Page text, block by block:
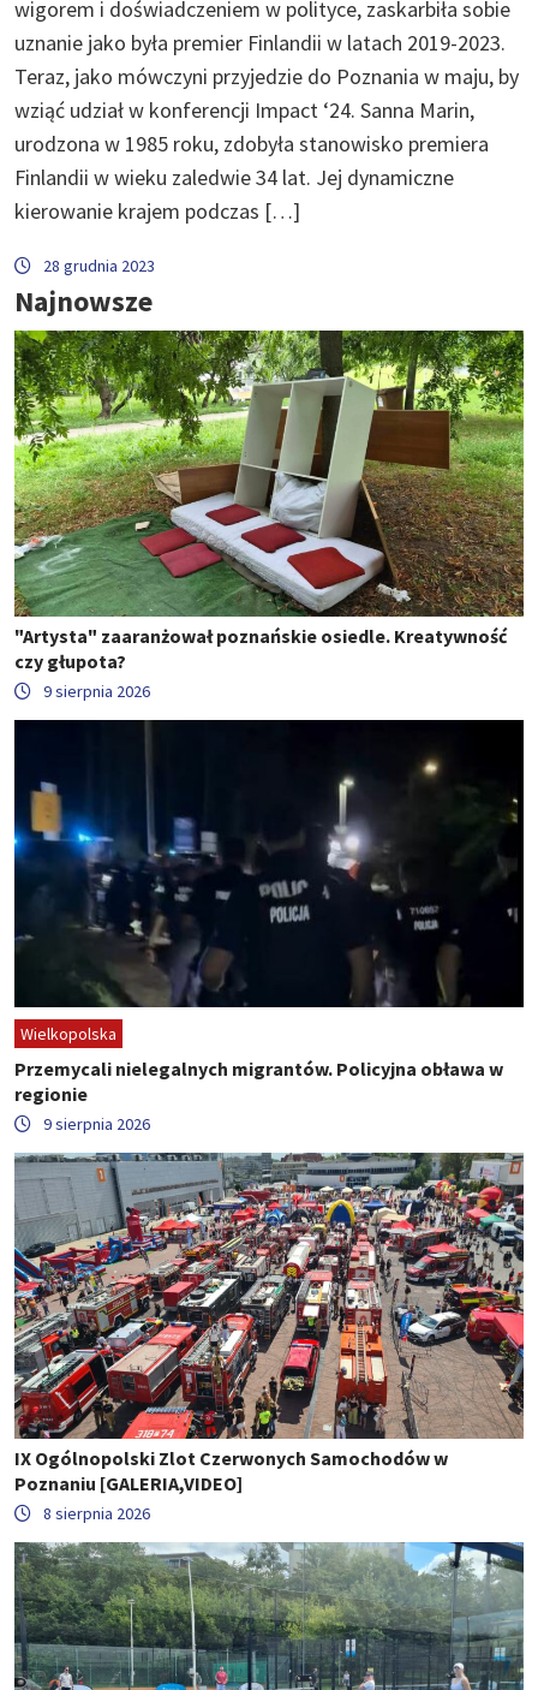
wigorem i doświadczeniem w polityce, zaskarbiła sobie
uznanie jako była premier Finlandii w latach 2019-2023.
Teraz, jako mówczyni przyjedzie do Poznania w maju, by
wziąć udział w konferencji Impact ‘24. Sanna Marin,
urodzona w 1985 roku, zdobyła stanowisko premiera
Finlandii w wieku zaledwie 34 lat. Jej dynamiczne
kierowanie krajem podczas […]
28 grudnia 2023
Najnowsze
"Artysta" zaaranżował poznańskie osiedle. Kreatywność
czy głupota?
9 sierpnia 2026
Wielkopolska
Przemycali nielegalnych migrantów. Policyjna obława w
regionie
9 sierpnia 2026
IX Ogólnopolski Zlot Czerwonych Samochodów w
Poznaniu [GALERIA,VIDEO]
8 sierpnia 2026